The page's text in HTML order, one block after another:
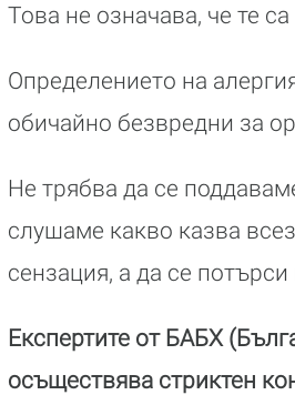
Това не означава, че те
Определението на
обичайно безвредни за
Не трябва да се
слушаме какво казва
сензация, а да се
Експертите от БАБХ
осъществява стриктен